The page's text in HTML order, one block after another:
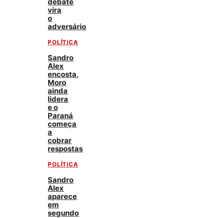
vira
o
adversário
POLÍTICA
Sandro
Alex
encosta,
Moro
ainda
lidera
e o
Paraná
começa
a
cobrar
respostas
POLÍTICA
Sandro
Alex
aparece
em
segundo